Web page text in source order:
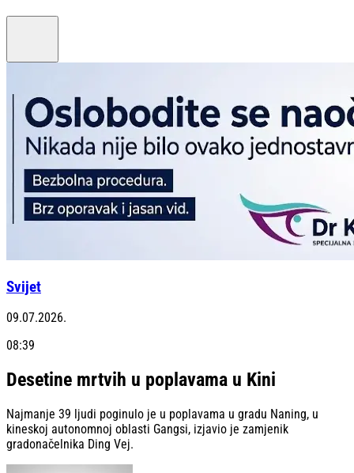
Svijet
09.07.2026.
08:39
Desetine mrtvih u poplavama u Kini
Najmanje 39 ljudi poginulo je u poplavama u gradu Naning, u
kineskoj autonomnoj oblasti Gangsi, izjavio je zamjenik
gradonačelnika Ding Vej.